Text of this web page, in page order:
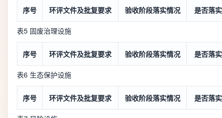
序号 环评文件及批复要求 验收阶段落实情况 是否落
表5 固废治理设施
序号 环评文件及批复要求 验收阶段落实情况 是否落
表6 生态保护设施
序号 环评文件及批复要求 验收阶段落实情况 是否落